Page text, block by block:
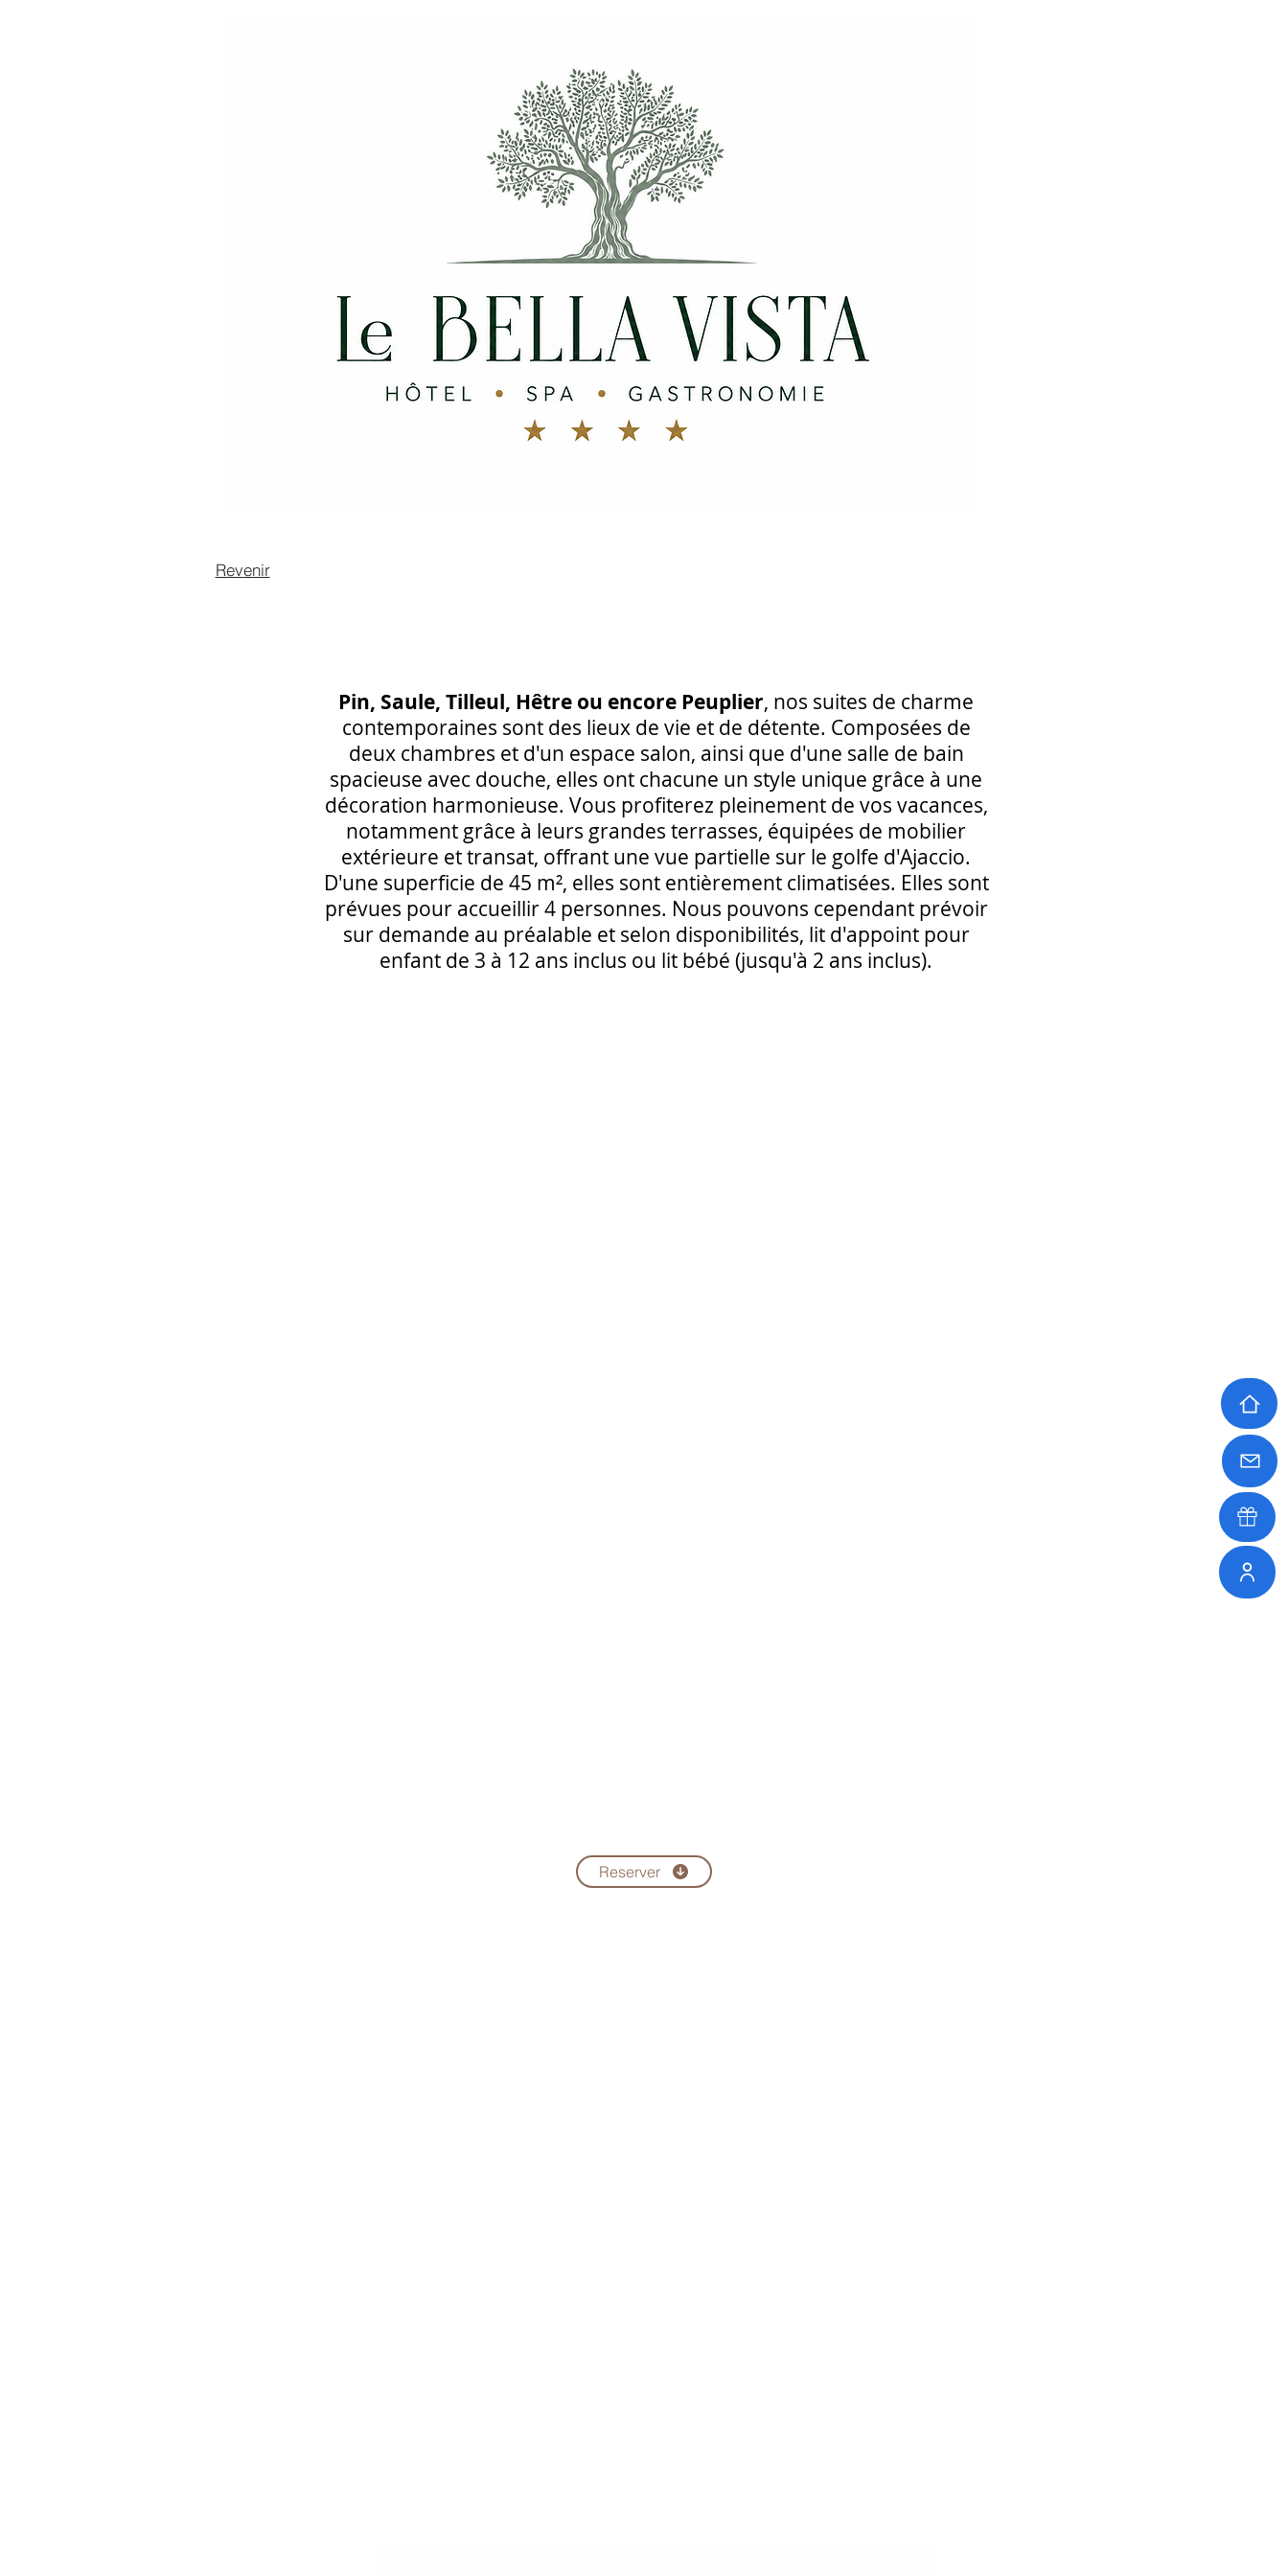
Revenir
Pin, Saule, Tilleul, Hêtre ou encore Peuplier, nos suites de charme
contemporaines sont des lieux de vie et de détente. Composées de
deux chambres et d'un espace salon, ainsi que d'une salle de bain
spacieuse avec douche, elles ont chacune un style unique grâce à une
décoration harmonieuse. Vous profiterez pleinement de vos vacances,
notamment grâce à leurs grandes terrasses, équipées de mobilier
extérieure et transat, offrant une vue partielle sur le golfe d'Ajaccio.
D'une superficie de 45 m², elles sont entièrement climatisées. Elles sont
prévues pour accueillir 4 personnes. Nous pouvons cependant prévoir
sur demande au préalable et selon disponibilités, lit d'appoint pour
enfant de 3 à 12 ans inclus ou lit bébé (jusqu'à 2 ans inclus).
Reserver